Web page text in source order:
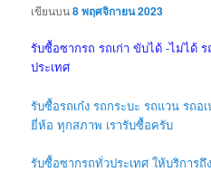
เขียนบน8 พฤศจิกายน 2023
รับซื้อซากรถ รถเก่า ขับได้ -ไม่ได้
ประเทศ
รับซื้อรถเก๋ง รถกระบะ รถแวน รถ
ยี่ห้อ ทุกสภาพ เรารับซื้อครับ
รับซื้อซากรถทั่วประเทศ ให้บริการ